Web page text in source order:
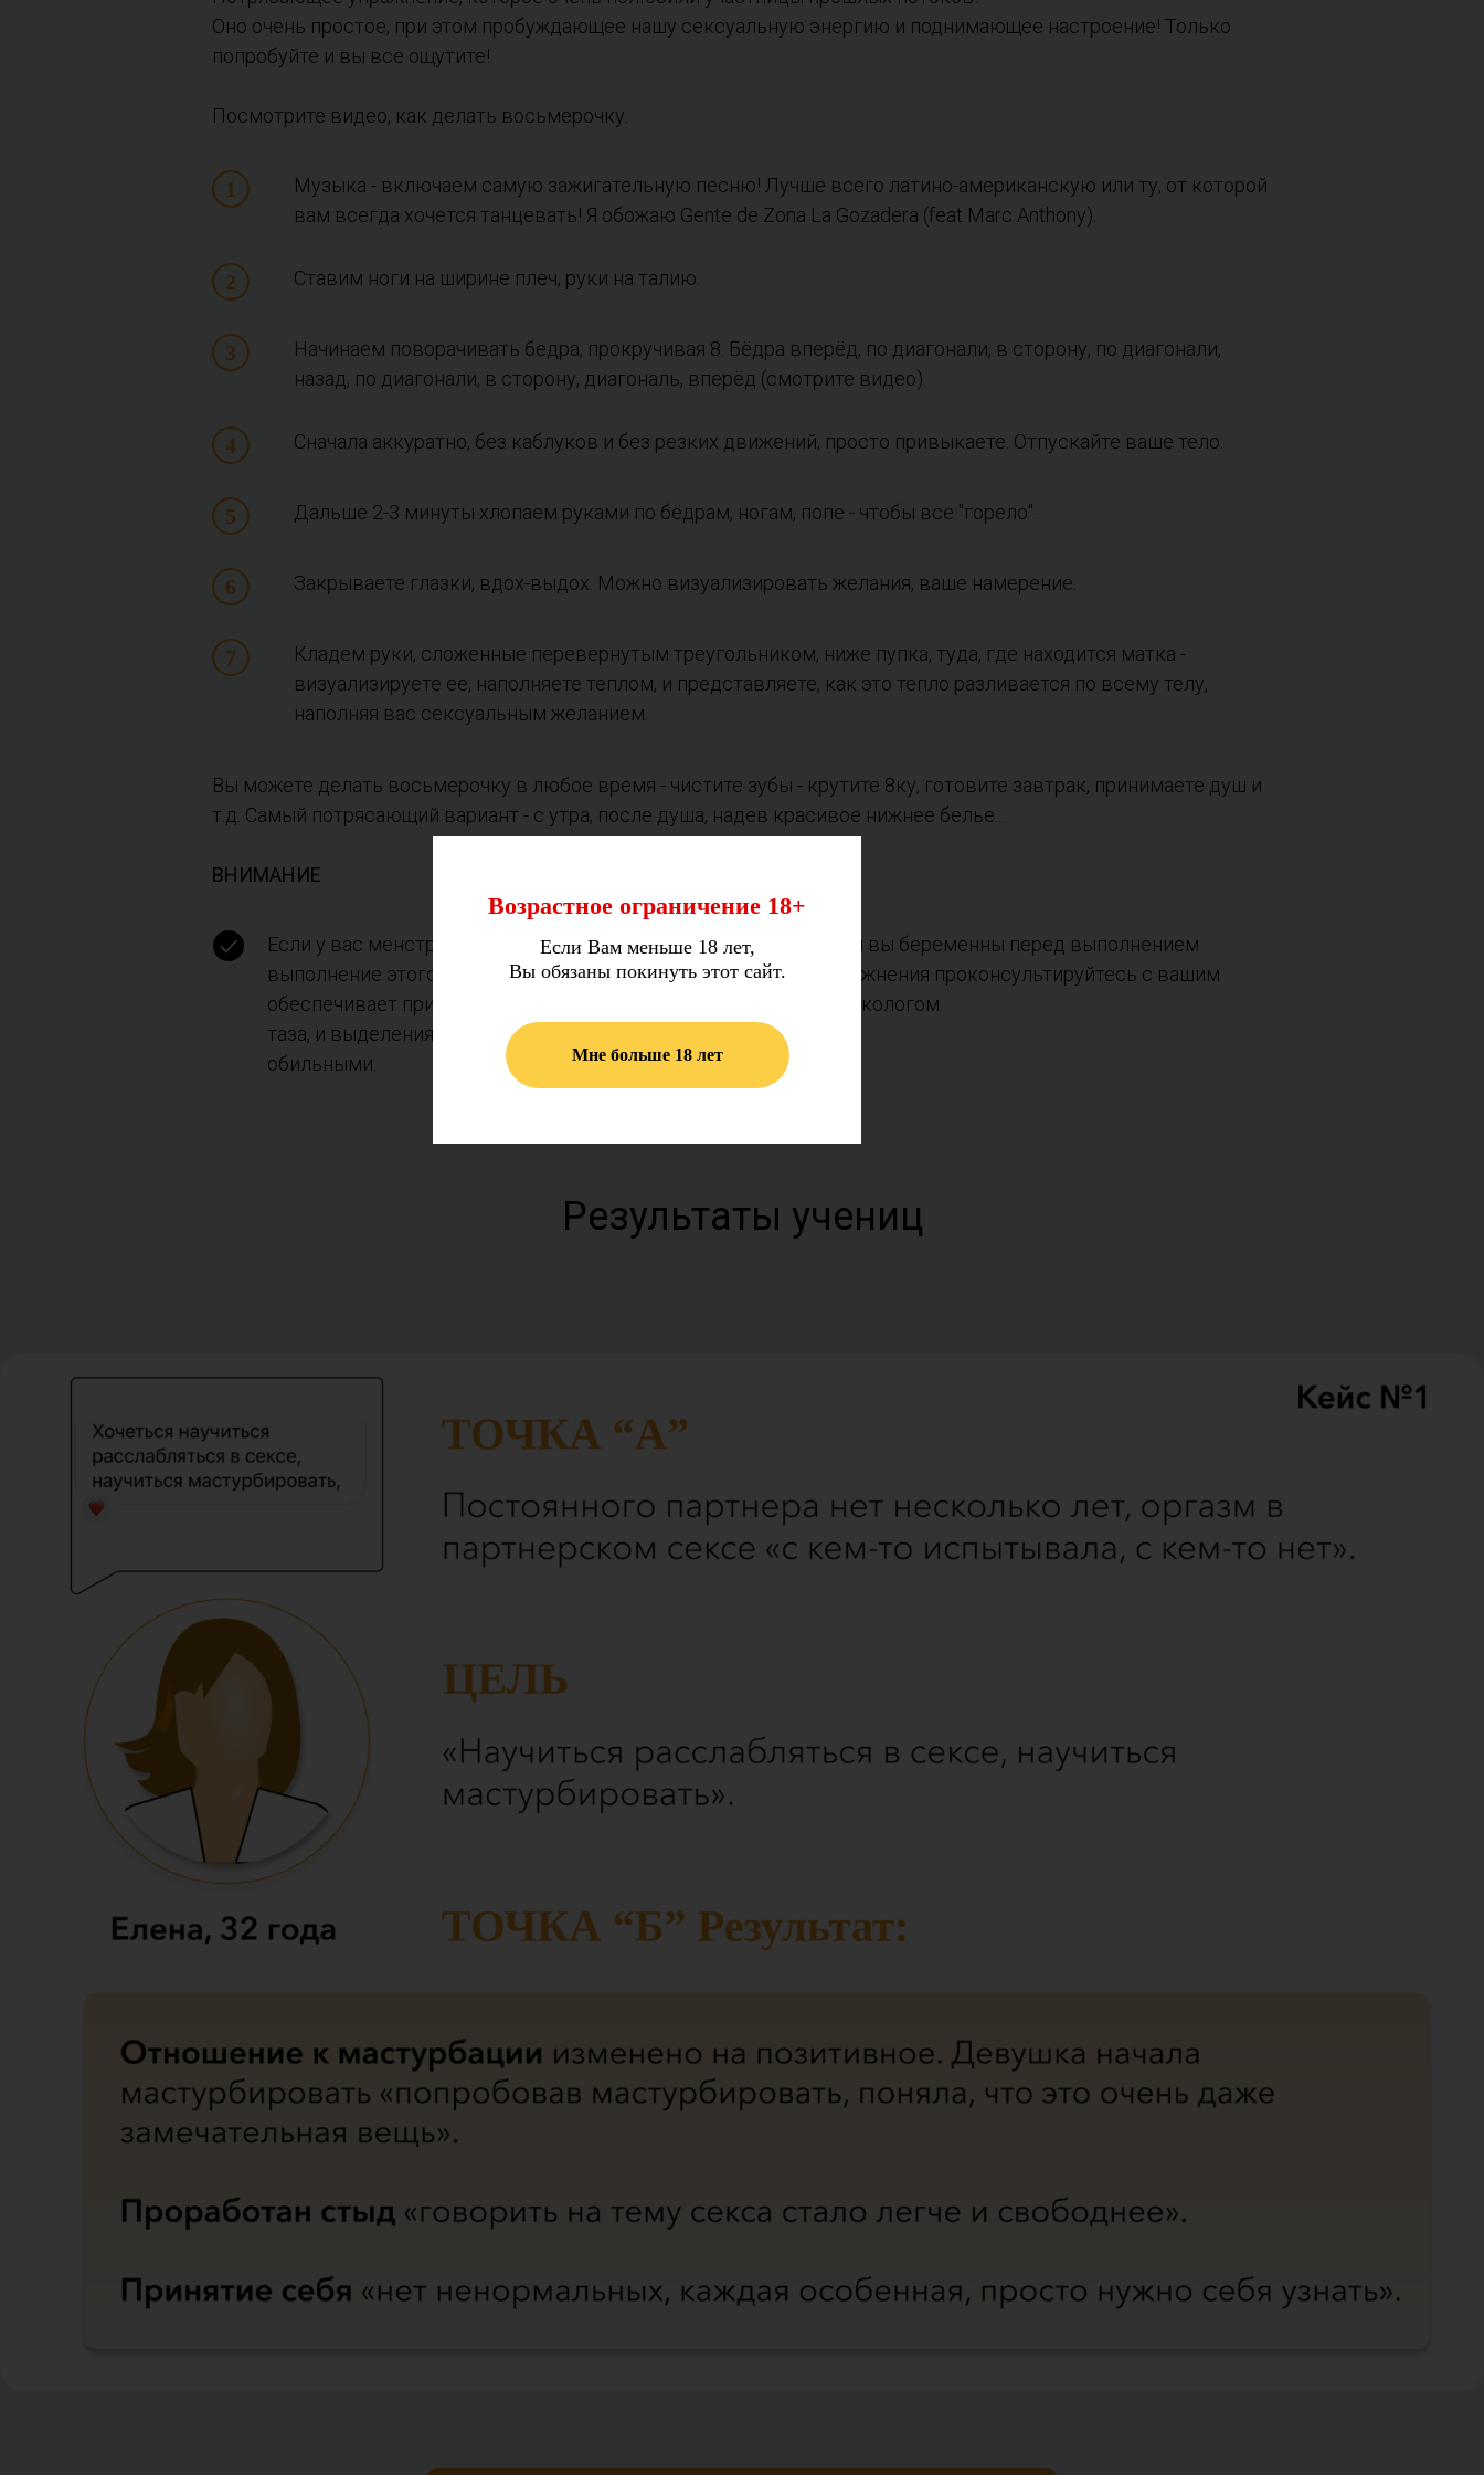
Возрастное ограничение 18+
Если Вам меньше 18 лет,
Вы обязаны покинуть этот сайт.
Мне больше 18 лет
Оно очень простое, при этом пробуждающее нашу сексуальную энергию и поднимающее настроение! Только
попробуйте и вы все ощутите!
Посмотрите видео, как делать восьмерочку.
Музыка - включаем самую зажигательную песню! Лучше всего латино-американскую или ту, от которой
вам всегда хочется танцевать! Я обожаю Gente de Zona La Gozadera (feat Marc Anthony).
Ставим ноги на ширине плеч, руки на талию.
Начинаем поворачивать бедра, прокручивая 8. Бёдра вперёд, по диагонали, в сторону, по диагонали,
назад, по диагонали, в сторону, диагональ, вперёд (смотрите видео).
Сначала аккуратно, без каблуков и без резких движений, просто привыкаете. Отпускайте ваше тело.
Дальше 2-3 минуты хлопаем руками по бёдрам, ногам, попе - чтобы все "горело".
Закрываете глазки, вдох-выдох. Можно визуализировать желания, ваше намерение.
Кладем руки, сложенные перевернутым треугольником, ниже пупка, туда, где находится матка -
визуализируете ее, наполняете теплом, и представляете, как это тепло разливается по всему телу,
наполняя вас сексуальным желанием.
Вы можете делать восьмерочку в любое время - чистите зубы - крутите 8ку, готовите завтрак, принимаете душ и
т.д. Самый потрясающий вариант - с утра, после душа, надев красивое нижнее белье...
ВНИМАНИЕ
Если у вас менструация стоит отложить
выполнение этого упражнение, так как оно
обеспечивает приток крови к органам талого
таза, и выделения могут стать более
обильными.
Если вы беременны перед выполнением
упражнения проконсультируйтесь с вашим
гинекологом.
Результаты учениц